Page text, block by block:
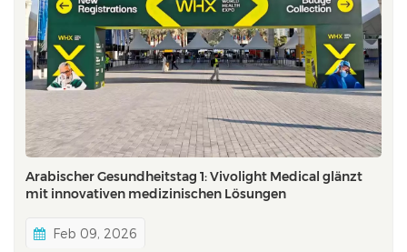
Arabischer Gesundheitstag 1: Vivolight Medical glänzt
mit innovativen medizinischen Lösungen
Feb 09, 2026